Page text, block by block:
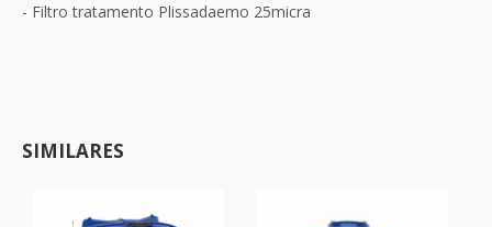
- Filtro tratamento Plissadaemo 25micra
SIMILARES